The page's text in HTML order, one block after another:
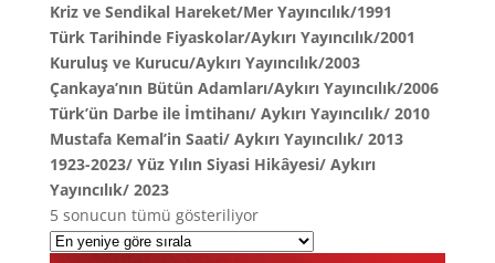
Kriz ve Sendikal Hareket/Mer Yayıncılık/1991
Türk Tarihinde Fiyaskolar/Aykırı Yayıncılık/2001
Kuruluş ve Kurucu/Aykırı Yayıncılık/2003
Çankaya’nın Bütün Adamları/Aykırı Yayıncılık/2006
Türk’ün Darbe ile İmtihanı/ Aykırı Yayıncılık/ 2010
Mustafa Kemal’in Saati/ Aykırı Yayıncılık/ 2013
1923-2023/ Yüz Yılın Siyasi Hikâyesi/ Aykırı
Yayıncılık/ 2023
5 sonucun tümü gösteriliyorEn
yeniye